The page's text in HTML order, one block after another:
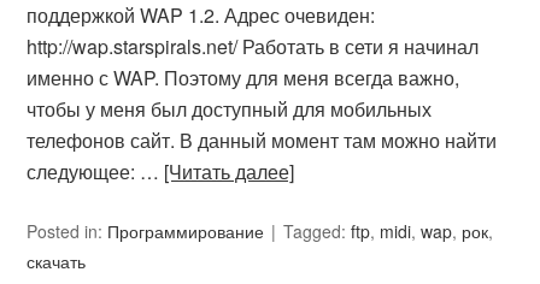
поддержкой WAP 1.2. Адрес очевиден:
http://wap.starspirals.net/ Работать в сети я начинал
именно с WAP. Поэтому для меня всегда важно,
чтобы у меня был доступный для мобильных
телефонов сайт. В данный момент там можно найти
следующее: … [Читать далее]
Posted in: Программирование Tagged:ftp, midi,wap, рок,
скачать